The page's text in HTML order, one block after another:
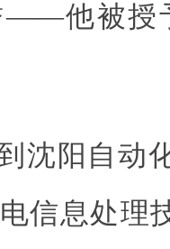
——他被授
沈阳自动
信息处理